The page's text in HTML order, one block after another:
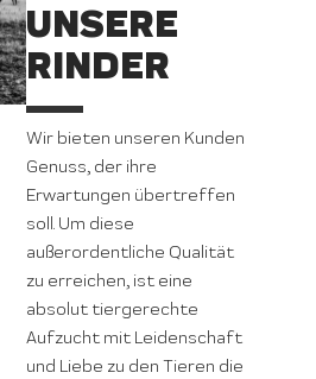
UNSERE
RINDER
Wir bieten unseren Kunden
Genuss, der ihre
Erwartungen übertreffen
soll. Um diese
außerordentliche Qualität
zu erreichen, ist eine
absolut tiergerechte
Aufzucht mit Leidenschaft
und Liebe zu den Tieren die